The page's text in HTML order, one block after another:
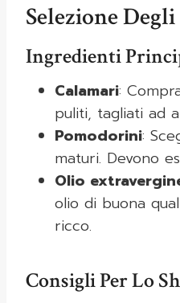
Selezione
Ingredienti
Calamari:
puliti, tagliati ad
Pomodorini:
maturi. Devono
Olio
olio di buona
ricco.
Consigli Per Lo